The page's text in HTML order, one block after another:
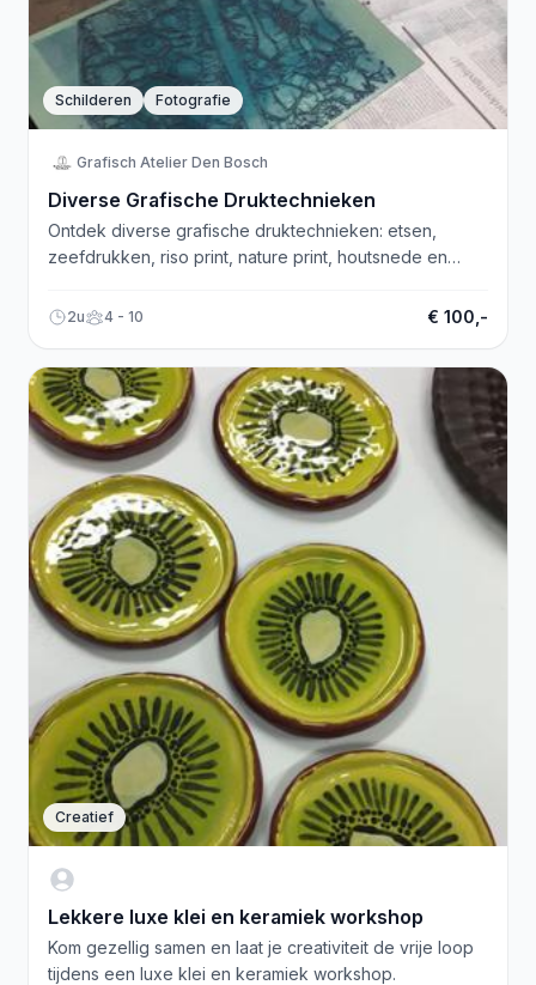
Schilderen Fotografie
Grafisch Atelier Den Bosch
Diverse Grafische Druktechnieken
Ontdek diverse grafische druktechnieken: etsen,
zeefdrukken, riso print, nature print, houtsnede en
2u 4 - 10 € 100,-
Creatief
Lekkere luxe klei en keramiek workshop
Kom gezellig samen en laat je creativiteit de vrije loop
tijdens een luxe klei en keramiek workshop.